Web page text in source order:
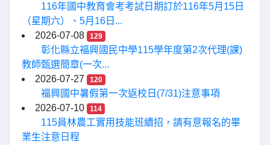
116年國中教育會考考試日期訂於116年5月15日
（星期六）、5月16日...
2026-07-08
129
彰化縣立福興國民中學115學年度第2次代理(課)
教師甄選簡章(一次...
2026-07-27
120
福興國中暑假第一次返校日(7/31)注意事項
2026-07-10
114
115員林農工實用技能班續招，請有意報名的畢
業生注意日程